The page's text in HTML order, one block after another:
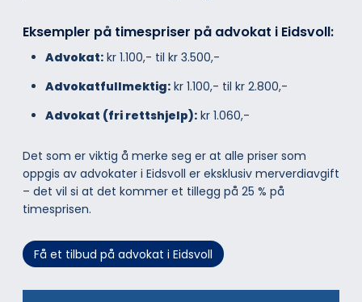
Eksempler på timespriser på advokat i Eidsvoll:
Advokat: kr 1.100,- til kr 3.500,-
Advokatfullmektig: kr 1.100,- til kr 2.800,-
Advokat (fri rettshjelp): kr 1.060,-
Det som er viktig å merke seg er at alle priser som
oppgis av advokater i Eidsvoll er eksklusiv merverdiavgift
– det vil si at det kommer et tillegg på 25 % på
timesprisen.
Få et tilbud på advokat i Eidsvoll